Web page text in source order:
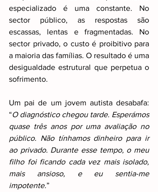
especializado é uma constante. No
sector público, as respostas são
escassas, lentas e fragmentadas. No
sector privado, o custo é proibitivo para
a maioria das famílias. O resultado é uma
desigualdade estrutural que perpetua o
sofrimento.
Um pai de um jovem autista desabafa:
“O diagnóstico chegou tarde. Esperámos
quase três anos por uma avaliação no
público. Não tínhamos dinheiro para ir
ao privado. Durante esse tempo, o meu
filho foi ficando cada vez mais isolado,
mais ansioso, e eu sentia-me
impotente.”